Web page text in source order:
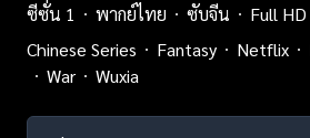
ซีซั่น 1
พากย์ไทย ซับจีน
Full HD
Chinese Series
Fantasy Netflix
War
Wuxia